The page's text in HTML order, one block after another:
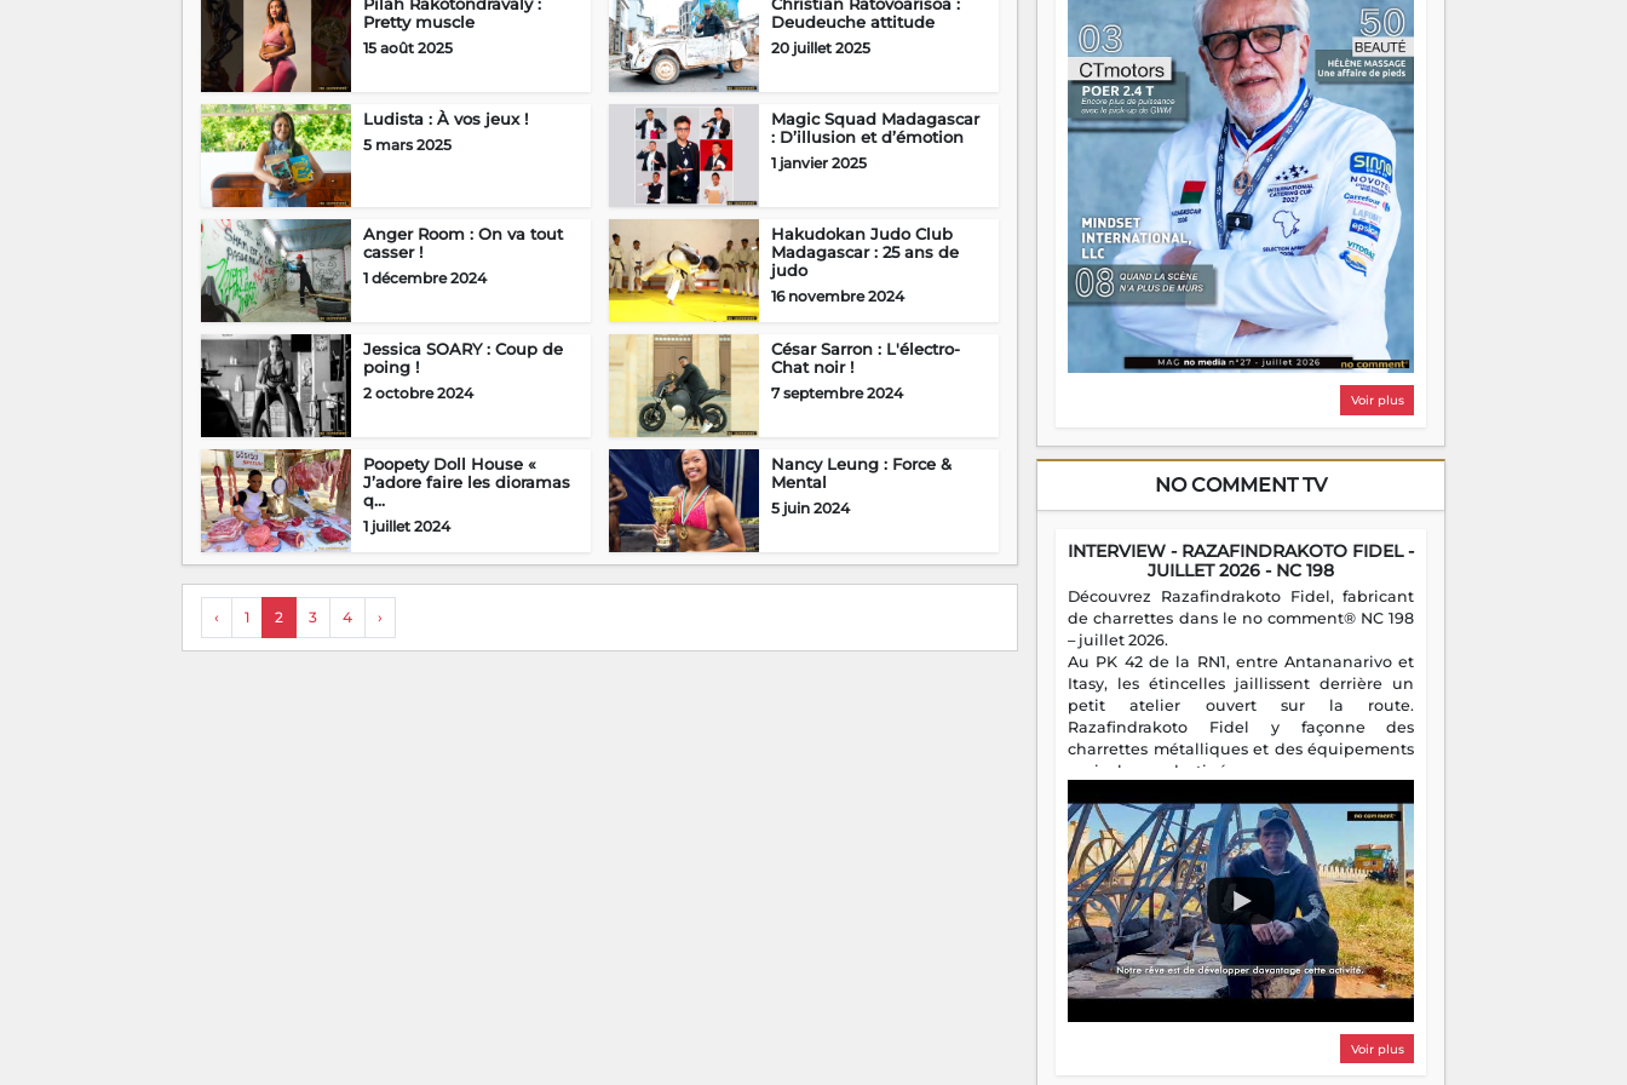
Pretty muscle
15 août 2025
Deudeuche attitude
20 juillet 2025
Ludista : À vos jeux !
5 mars 2025
Magic Squad Madagascar
: D’illusion et d’émotion
1 janvier 2025
Anger Room : On va tout
casser !
1 décembre 2024
Hakudokan Judo Club
Madagascar : 25 ans de
judo
16 novembre 2024
Jessica SOARY : Coup de
poing !
2 octobre 2024
César Sarron : L'électro-
Chat noir !
7 septembre 2024
Poopety Doll House «
J’adore faire les dioramas
q...
1 juillet 2024
Nancy Leung : Force &
Mental
5 juin 2024
‹ 1 2 3 4 ›
oui, on pourrait s'arrêter là, applaudir et
rentrer chez soi satisfait. Mais ce serait
passer à côté d'une chose essentielle. La
fougue, ça brûle fort — et parfois, ça brûle
vite. Une flamme sans direction peut
éclairer autant qu'elle peut consumer. C'est
là que les aînés entrent en scène — pas
pour reprendre le gouvernail, mais pour
montrer où sont les récifs. Les jeunes ont la
force, les vieux ont l'expérience, comme on
dit. Ce n'est pas un combat de générations
— c'est une question d'équipage. Partagez
vos réussites, mais aussi vos échecs. Surtout
vos échecs, d'ailleurs — ils enseignent
mieux que n'importe quel manuel. À
Madagascar, la barque avance. Il faut juste
s'assurer que tout le monde rame dans le
Voir plus
NO COMMENT TV
INTERVIEW - RAZAFINDRAKOTO FIDEL -
JUILLET 2026 - NC 198
Découvrez Razafindrakoto Fidel, fabricant
de charrettes dans le no comment® NC 198
– juillet 2026.
Au PK 42 de la RN1, entre Antananarivo et
Itasy, les étincelles jaillissent derrière un
petit atelier ouvert sur la route.
Razafindrakoto Fidel y façonne des
charrettes métalliques et des équipements
agricoles destinés aux campagnes
familial, il perpétue un métier discret mais
essentiel.
Voir plus